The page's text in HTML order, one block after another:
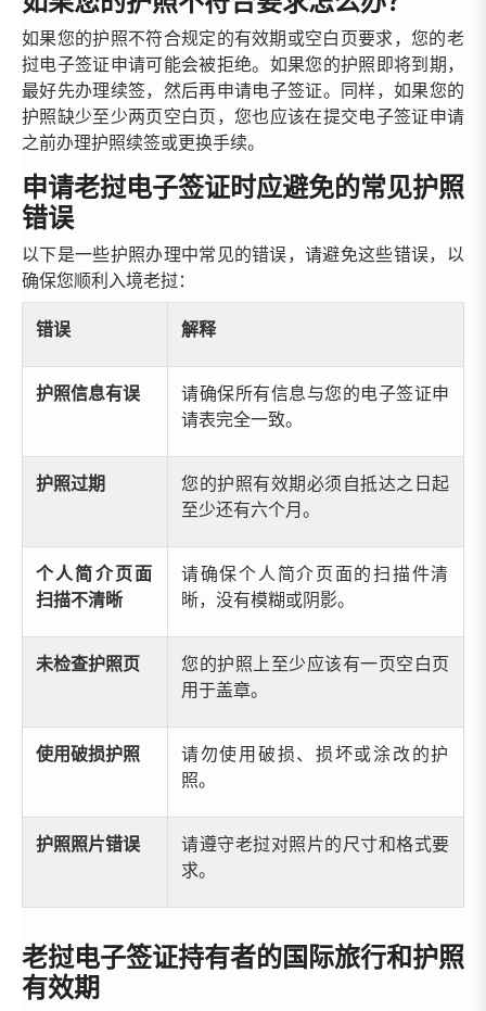
如果您的护照不符合规定的有效期或空白页要求，您的老
挝电子签证申请可能会被拒绝。如果您的护照即将到期，
最好先办理续签，然后再申请电子签证。同样，如果您的
护照缺少至少两页空白页，您也应该在提交电子签证申请
之前办理护照续签或更换手续。
申请老挝电子签证时应避免的常见护照
错误
以下是一些护照办理中常见的错误，请避免这些错误，以
确保您顺利入境老挝：
错误 解释
护照信息有误
请确保所有信息与您的电子签证申
请表完全一致。
护照过期
您的护照有效期必须自抵达之日起
至少还有六个月。
个人简介页面
扫描不清晰
请确保个人简介页面的扫描件清
晰，没有模糊或阴影。
未检查护照页
您的护照上至少应该有一页空白页
用于盖章。
使用破损护照
请勿使用破损、损坏或涂改的护
照。
护照照片错误
请遵守老挝对照片的尺寸和格式要
求。
老挝电子签证持有者的国际旅行和护照
有效期